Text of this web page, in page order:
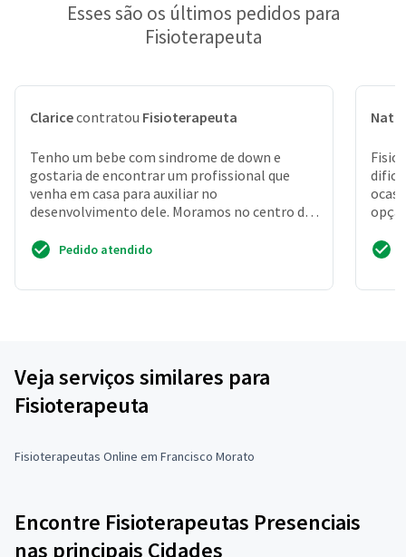
Esses são os últimos pedidos para
Fisioterapeuta
Claricecontratou Fisioterapeuta
Tenho um bebe com sindrome de down e
gostaria de encontrar um profissional que
venha em casa para auxiliar no
desenvolvimento dele. Moramos no centro de
Pedido atendido
Veja serviços similares para
Fisioterapeuta
Fisioterapeutas Online em Francisco Morato
Encontre Fisioterapeutas Presenciais
nas principais Cidades